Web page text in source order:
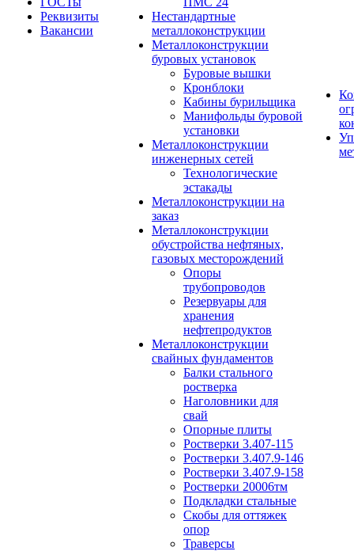
Реквизиты
Вакансии
Нестандартные
металлоконструкции
Металлоконструкции
буровых установок
Буровые вышки
Кронблоки
Кабины бурильщика
Манифольды буровой
установки
Металлоконструкции
инженерных сетей
Технологические
эстакады
Металлоконструкции на
заказ
Металлоконструкции
обустройства нефтяных,
газовых месторождений
Опоры
трубопроводов
Резервуары для
хранения
нефтепродуктов
Металлоконструкции
свайных фундаментов
Балки стального
ростверка
Наголовники для
свай
Опорные плиты
Ростверки 3.407-115
Ростверки 3.407.9-146
Ростверки 3.407.9-158
Ростверки 20006тм
Подкладки стальные
Скобы для оттяжек
опор
Траверсы